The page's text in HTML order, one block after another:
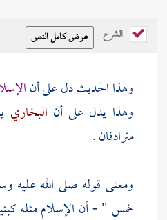
الشرح
وهذا الحديث دل على أن
وهذا يدل على أن البخاري
مترادفان .
ومعنى قوله صلى الله عليه
خمس " - أن الإسلام مثله